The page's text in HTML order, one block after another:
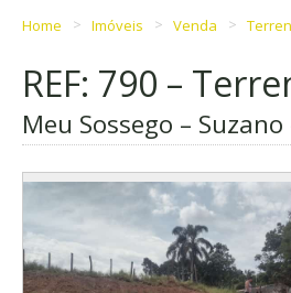
Home Imóveis Venda
REF: 790 –
Meu Sossego – Suzano